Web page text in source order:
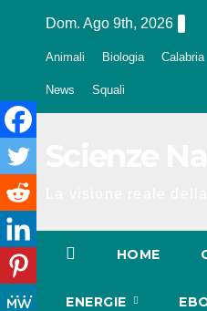
Dom. Ago 9th, 2026
Animali Biologia Calabria
News Squali
HOME
ENERGIE